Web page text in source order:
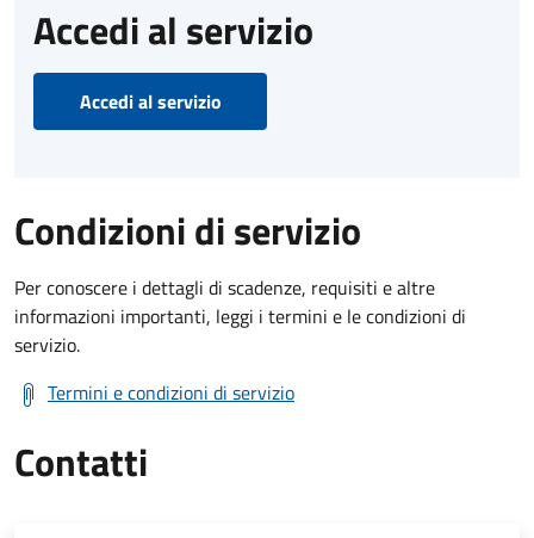
Accedi al servizio
Accedi al servizio
Condizioni di servizio
Per conoscere i dettagli di scadenze, requisiti e altre
informazioni importanti, leggi i termini e le condizioni di
servizio.
Termini e condizioni di servizio
Contatti